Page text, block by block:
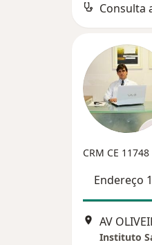
Consulta
CRM CE
Endereço 1
AV
Instituto